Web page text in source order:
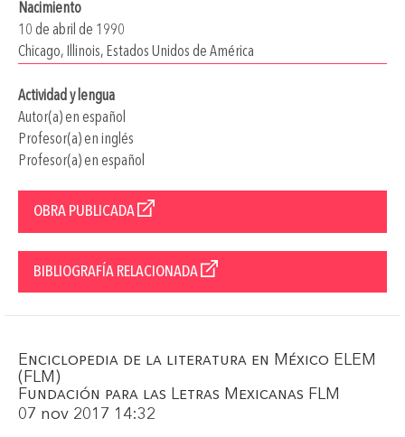
Nacimiento
10 de abril de 1990
Chicago, Illinois, Estados Unidos de América
Actividad y lengua
Autor(a) en español
Profesor(a) en inglés
Profesor(a) en español
OBRA PUBLICADA
BIBLIOGRAFÍA RELACIONADA
Enciclopedia de la literatura en México ELEM
(FLM)
Fundación para las Letras Mexicanas FLM
07 nov 2017 14:32